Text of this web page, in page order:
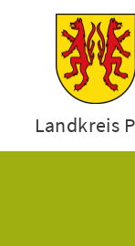
Landkreis